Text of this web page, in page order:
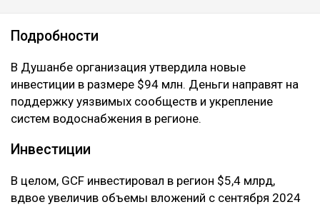
Подробности
В Душанбе организация утвердила новые
инвестиции в размере $94 млн. Деньги направят на
поддержку уязвимых сообществ и укрепление
систем водоснабжения в регионе.
Инвестиции
В целом, GCF инвестировал в регион $5,4 млрд,
вдвое увеличив объемы вложений с сентября 2024